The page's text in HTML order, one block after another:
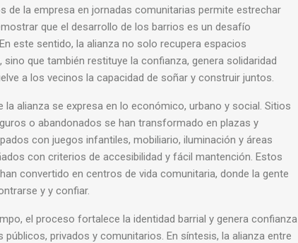
de la empresa en jornadas comunitarias permite estrechar
que el desarrollo de los barrios es un desafío
este sentido, la alianza no solo recupera espacios
sino que también restituye la confianza, genera solidaridad
a los vecinos la capacidad de soñar y construir juntos.
la alianza se expresa en lo económico, urbano y social. Sitios
o abandonados se han transformado en plazas y
con juegos infantiles, mobiliario, iluminación y áreas
con criterios de accesibilidad y fácil mantención. Estos
convertido en centros de vida comunitaria, donde la gente
y y confiar.
el proceso fortalece la identidad barrial y genera confianza
públicos, privados y comunitarios. En síntesis, la alianza entre